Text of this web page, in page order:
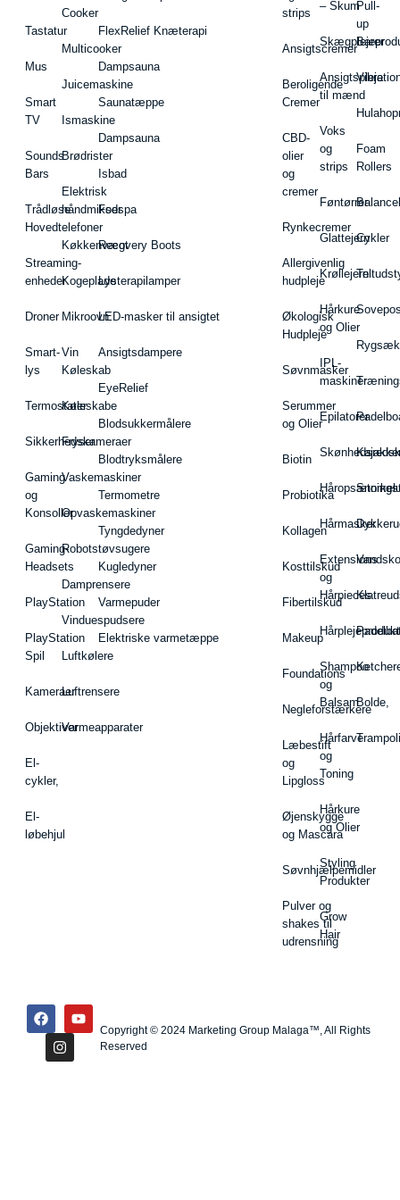
Tastatur
Mus
Smart
TV
Sounds
Bars
Trådløse
Hovedtelefoner
Streaming-
enheder
Droner
Smart-
lys
Termostater
Sikkerhedskameraer
Gaming
og
Konsoller
Gaming-
Headsets
PlayStation
PlayStation
Spil
Kameraer
Objektiver
El-
cykler,
El-
løbehjul
Cooker
Multicooker
Juicemaskine
Ismaskine
Brødrister
Elektrisk
håndmikser
Køkkenvægt
Kogeplade
Mikroovn
Vin
Køleskab
Køleskabe
Fryser
Vaskemaskiner
Opvaskemaskiner
Robotstøvsugere
Damprensere
Vinduespudsere
Luftkølere
Luftrensere
Varmeapparater
FlexRelief Knæterapi
Dampsauna
Saunatæppe
Dampsauna
Isbad
Fodspa
Recovery Boots
Lysterapilamper
LED-masker til ansigtet
Ansigtsdampere
EyeRelief
Blodsukkermålere
Blodtryksmålere
Termometre
Tyngdedyner
Kugledyner
Varmepuder
Elektriske varmetæppe
strips
Ansigtscremer
Beroligende
Cremer
CBD-
olier
og
cremer
Rynkecremer
Allergivenlig
hudpleje
Økologisk
Hudpleje
Søvnmasker
Serummer
og Olier
Biotin
Probiotika
Kollagen
Kosttilskud
Fibertilskud
Makeup
Foundations
Negleforstærkere
Læbestift
og
Lipgloss
Øjenskygge
og Mascara
Søvnhjælpemidler
Pulver og
shakes til
udrensning
– Skum
Ansigtspleje
til mænd
Voks
og
strips
Føntørrer
Glattejern
Krøllejern
Hårkure
og Olier
IPL-
maskiner
Epilatorer
Hårmasker
Extensions
og
Hårpieces
Shampoo
og
Balsam
Hårfarve
og
Toning
Hårkure
og Olier
Styling
Produkter
Grow
Hair
Pull-
up
Barer
Foam
Rollers
Cykler
Vandsko
Bolde,
Copyright © 2024 Marketing Group Malaga™, All Rights
Reserved